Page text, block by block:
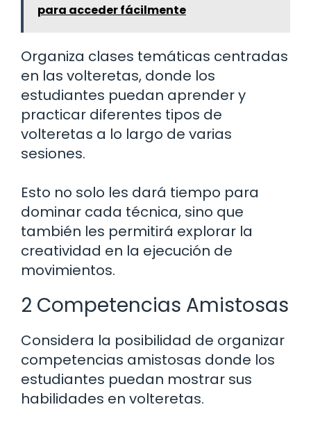
para acceder fácilmente
Organiza clases temáticas centradas
en las volteretas, donde los
estudiantes puedan aprender y
practicar diferentes tipos de
volteretas a lo largo de varias
sesiones.
Esto no solo les dará tiempo para
dominar cada técnica, sino que
también les permitirá explorar la
creatividad en la ejecución de
movimientos.
2 Competencias Amistosas
Considera la posibilidad de organizar
competencias amistosas donde los
estudiantes puedan mostrar sus
habilidades en volteretas.